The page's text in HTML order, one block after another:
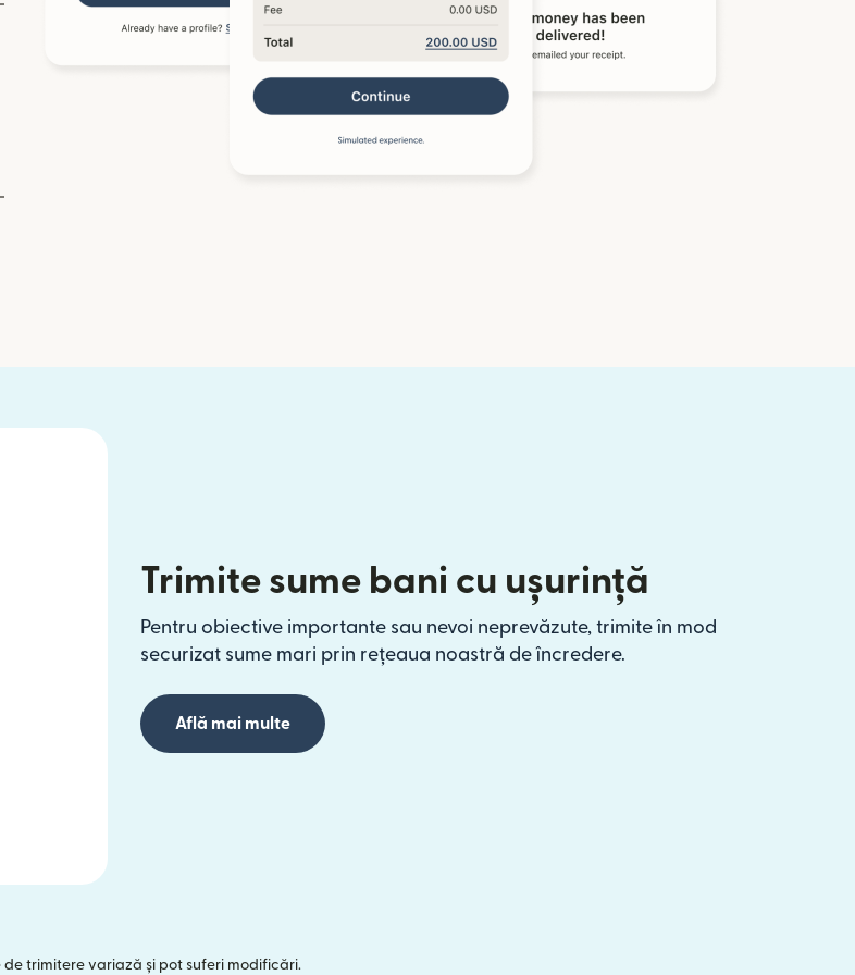
Trimite sume bani cu ușurință
Pentru obiective importante sau nevoi neprevăzute, trimite în mod
securizat sume mari prin rețeaua noastră de încredere.
Află mai multe
de trimitere variază și pot suferi modificări.